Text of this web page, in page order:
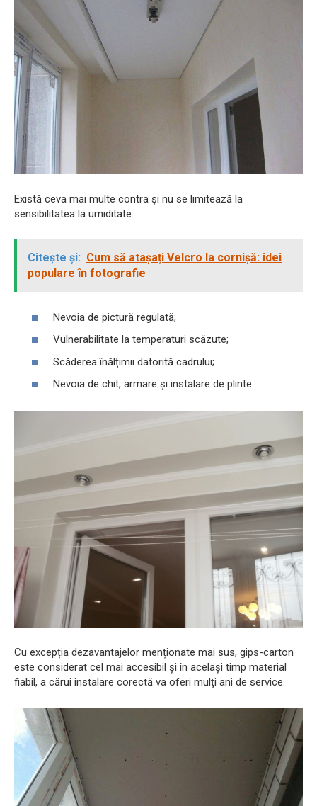
Există ceva mai multe contra și nu se limitează la
sensibilitatea la umiditate:
Citește și: Cum să atașați Velcro la cornișă: idei
populare în fotografie
Nevoia de pictură regulată;
Vulnerabilitate la temperaturi scăzute;
Scăderea înălțimii datorită cadrului;
Nevoia de chit, armare și instalare de plinte.
Cu excepția dezavantajelor menționate mai sus, gips-carton
este considerat cel mai accesibil și în același timp material
fiabil, a cărui instalare corectă va oferi mulți ani de service.